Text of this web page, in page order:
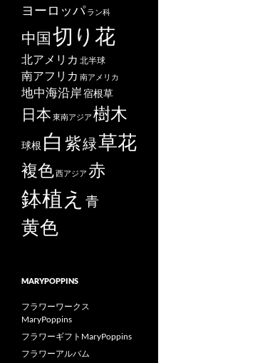
ヨーロッパ ラン科
中国切り花
北アメリカ 北半球
南アフリカ 南アメリカ
地中海沿岸宿根草
日本 東南アジア 樹木
球根 白 紫緑草花
複色西アジア 赤
鉢植え 青
黄色
MARYPOPPINS
フラワーワークス
MaryPoppins
フラワーギフトMaryPoppins
フラワーアルバム